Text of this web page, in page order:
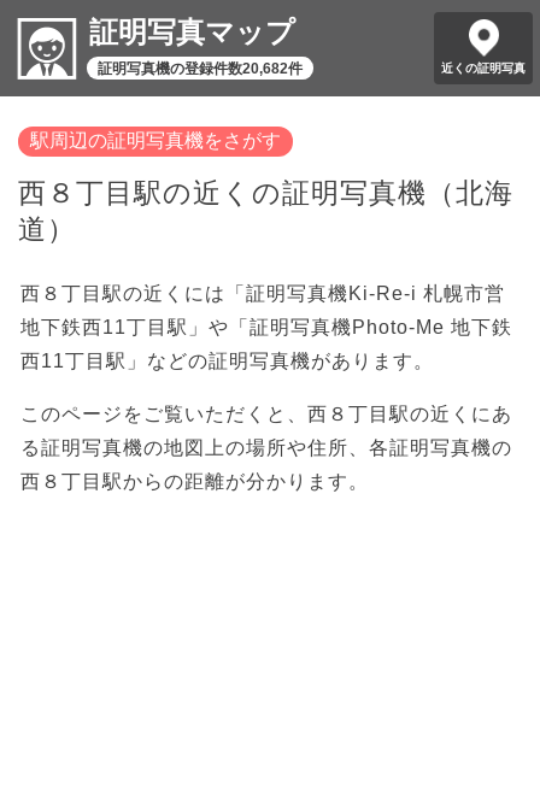
証明写真マップ
証明写真機の登録件数20,682件 近くの証明写真
駅周辺の証明写真機をさがす
西８丁目駅の近くの証明写真機（北海
道）
西８丁目駅の近くには「証明写真機Ki-Re-i 札幌市営
地下鉄西11丁目駅」や「証明写真機Photo-Me 地下鉄
西11丁目駅」などの証明写真機があります。
このページをご覧いただくと、西８丁目駅の近くにあ
る証明写真機の地図上の場所や住所、各証明写真機の
西８丁目駅からの距離が分かります。